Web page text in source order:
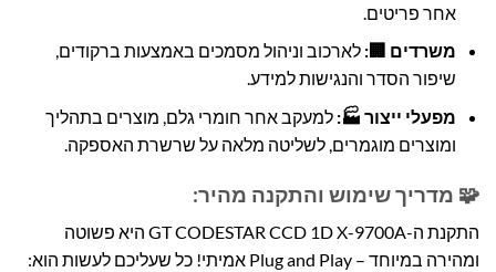
אחר פריטים.
משרדים 🏢: לארכוב וניהול מסמכים באמצעות ברקודים,
שיפור הסדר והנגישות למידע.
מפעלי ייצור 🏭: למעקב אחר חומרי גלם, מוצרים בתהליך
ומוצרים מוגמרים, לשליטה מלאה על שרשרת האספקה.
🧩 מדריך שימוש והתקנה מהיר:
התקנת ה-GT CODESTAR CCD 1D X-9700A היא פשוטה
ומהירה במיוחד – Plug and Play אמיתי! כל שעליכם לעשות הוא: